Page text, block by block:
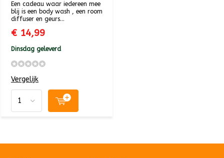
Een cadeau waar iedereen mee
blij is een body wash , een room
diffuser en geurs...
€ 14,99
Dinsdag geleverd
Vergelijk